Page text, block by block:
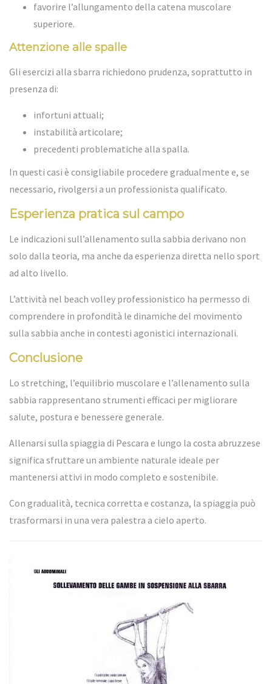
favorire l’allungamento della catena muscolare
superiore.
Attenzione alle spalle
Gli esercizi alla sbarra richiedono prudenza, soprattutto in
presenza di:
infortuni attuali;
instabilità articolare;
precedenti problematiche alla spalla.
In questi casi è consigliabile procedere gradualmente e, se
necessario, rivolgersi a un professionista qualificato.
Esperienza pratica sul campo
Le indicazioni sull’allenamento sulla sabbia derivano non
solo dalla teoria, ma anche da esperienza diretta nello sport
ad alto livello.
L’attività nel beach volley professionistico ha permesso di
comprendere in profondità le dinamiche del movimento
sulla sabbia anche in contesti agonistici internazionali.
Conclusione
Lo stretching, l’equilibrio muscolare e l’allenamento sulla
sabbia rappresentano strumenti efficaci per migliorare
salute, postura e benessere generale.
Allenarsi sulla spiaggia di Pescara e lungo la costa abruzzese
significa sfruttare un ambiente naturale ideale per
mantenersi attivi in modo completo e sostenibile.
Con gradualità, tecnica corretta e costanza, la spiaggia può
trasformarsi in una vera palestra a cielo aperto.